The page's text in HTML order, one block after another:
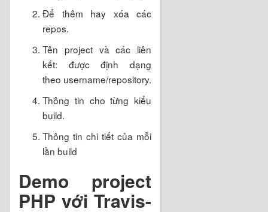
Để thêm hay xóa các
repos.
Tên project và các liên
kết: được định dạng
theo username/repository.
Thông tin cho từng kiểu
build.
Thông tin chi tiết của mỗi
lần build
Demo project
PHP với Travis-